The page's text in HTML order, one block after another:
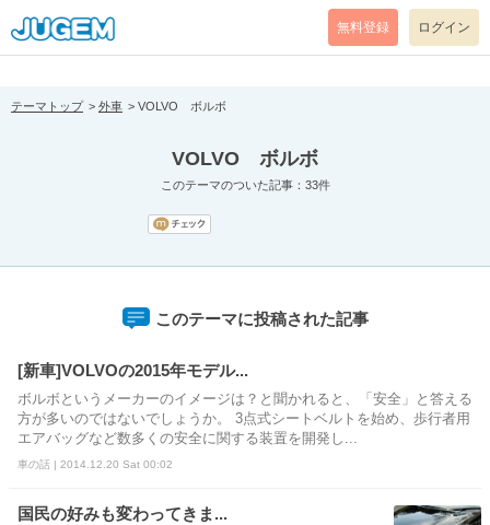
[pear_error: message="Success" code=0 mode=return level=notice
prefix="" info=""]
無料登録 ログイン
テーマトップ 外車 VOLVO ボルボ
VOLVO ボルボ
このテーマのついた記事：33件
このテーマに投稿された記事
[新車]VOLVOの2015年モデル...
ボルボというメーカーのイメージは？と聞かれると、「安全」と答える
方が多いのではないでしょうか。 3点式シートベルトを始め、歩行者用
エアバッグなど数多くの安全に関する装置を開発し...
車の話 | 2014.12.20 Sat 00:02
国民の好みも変わってきま...